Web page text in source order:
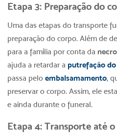
Etapa 3: Preparação do
Uma das etapas do transporte
preparação do corpo. Além de
para a família por conta da
ajuda a retardar a putrefação
passa pelo embalsamamento,
preservar o corpo. Assim, ele
e ainda durante o funeral.
Etapa 4: Transporte até